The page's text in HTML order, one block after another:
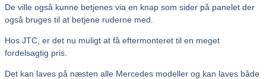
De ville også kunne betjenes via en knap som sider på panelet der
også bruges til at betjene ruderne med.
Hos JTC, er det nu muligt at få eftermonteret til en meget
fordelsagtig pris.
Det kan laves på næsten alle Mercedes modeller og kan laves både